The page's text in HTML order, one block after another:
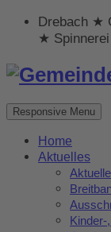
Drebach ★
★
Responsive Menu
Home
Aktuelles
Kinder-